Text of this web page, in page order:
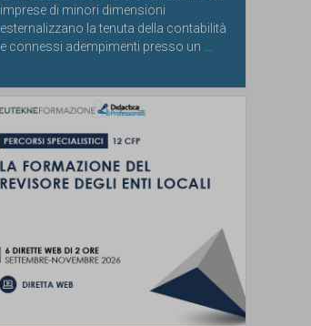
imprese di minori dimensioni
esternalizzano la tenuta della contabilità
e connessi adempimenti presso un ...